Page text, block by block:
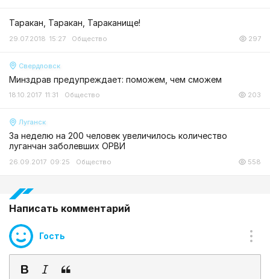
Таракан, Таракан, Тараканище!
29.07.2018 15:27 Общество 297
Свердловск
Минздрав предупреждает: поможем, чем сможем
18.10.2017 11:31 Общество 203
Луганск
За неделю на 200 человек увеличилось количество
луганчан заболевших ОРВИ
26.09.2017 09:25 Общество 558
Написать комментарий
Гость